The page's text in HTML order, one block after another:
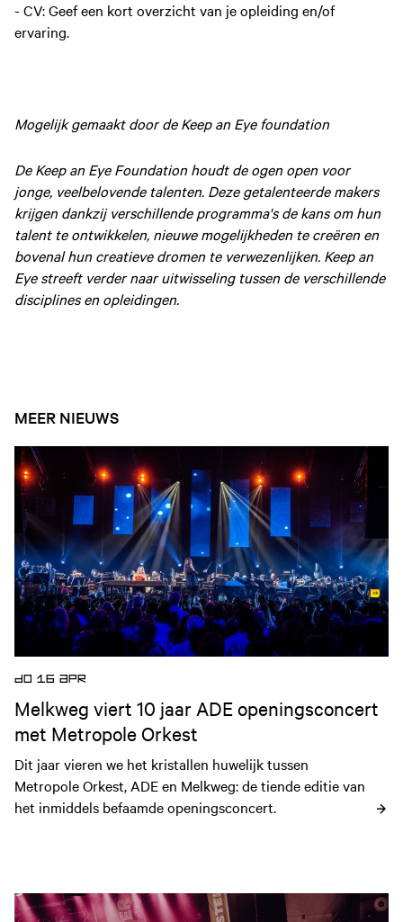
- CV: Geef een kort overzicht van je opleiding en/of
ervaring.
Mogelijk gemaakt door de Keep an Eye foundation
De Keep an Eye Foundation houdt de ogen open voor
jonge, veelbelovende talenten. Deze getalenteerde makers
krijgen dankzij verschillende programma's de kans om hun
talent te ontwikkelen, nieuwe mogelijkheden te creëren en
bovenal hun creatieve dromen te verwezenlijken. Keep an
Eye streeft verder naar uitwisseling tussen de verschillende
disciplines en opleidingen.
MEER NIEUWS
Open nieuws artikel
DO 16 APR
Melkweg viert 10 jaar ADE openingsconcert
met Metropole Orkest
Dit jaar vieren we het kristallen huwelijk tussen
Metropole Orkest, ADE en Melkweg: de tiende editie van
het inmiddels befaamde openingsconcert.
Open nieuws artikel